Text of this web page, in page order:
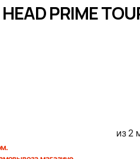
PRIME
из 2